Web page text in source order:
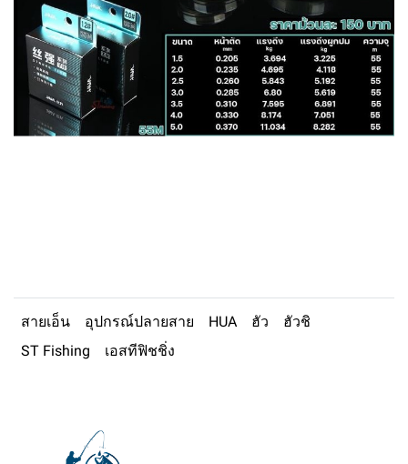
สายเอ็น อุปกรณ์ปลายสาย HUA ฮัว
ฮัวชิ
ST Fishing
เอสทีฟิชชิ่ง